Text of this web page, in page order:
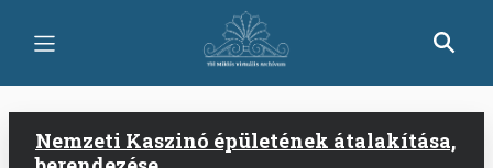
tartalomra
Nemzeti Kaszinó épületének átalakítása,